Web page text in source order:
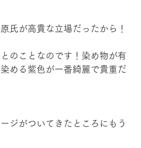
氏が高貴な立場だったから！
のことなのです！染め物が有
める紫色が一番綺麗で貴重だ
ジがついてきたところにもう